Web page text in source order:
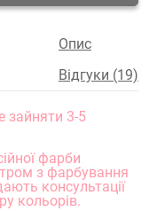
Опис
Відгуки (19)
зайняти 3-5
фарби
з фарбування
консультації
кольорів.